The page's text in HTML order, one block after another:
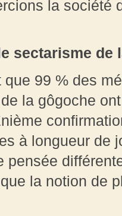
la société
sectarisme de
99 % des
la gôgoche
à longueur de
pensée
la notion de